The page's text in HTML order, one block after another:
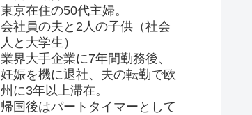
東京在住の50代主婦。
会社員の夫と2人の子供（社会
人と大学生）
業界大手企業に7年間勤務後、
妊娠を機に退社、夫の転勤で欧
州に3年以上滞在。
帰国後はパートタイマーとして